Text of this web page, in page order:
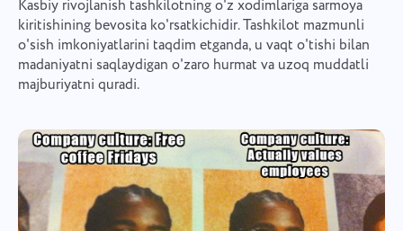
Kasbiy rivojlanish tashkilotning o'z xodimlariga sarmoya
kiritishining bevosita ko'rsatkichidir. Tashkilot mazmunli
o'sish imkoniyatlarini taqdim etganda, u vaqt o'tishi bilan
madaniyatni saqlaydigan o'zaro hurmat va uzoq muddatli
majburiyatni quradi.